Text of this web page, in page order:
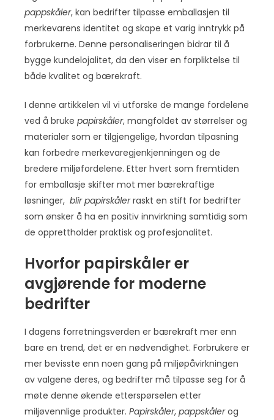
pappskåler, kan bedrifter tilpasse emballasjen til
merkevarens identitet og skape et varig inntrykk på
forbrukerne. Denne personaliseringen bidrar til å
bygge kundelojalitet, da den viser en forpliktelse til
både kvalitet og bærekraft.
I denne artikkelen vil vi utforske de mange fordelene
ved å bruke papirskåler, mangfoldet av størrelser og
materialer som er tilgjengelige, hvordan tilpasning
kan forbedre merkevaregjenkjenningen og de
bredere miljøfordelene. Etter hvert som fremtiden
for emballasje skifter mot mer bærekraftige
løsninger, blir papirskålerraskt en stift for bedrifter
som ønsker å ha en positiv innvirkning samtidig som
de opprettholder praktisk og profesjonalitet.
Hvorfor papirskåler er
avgjørende for moderne
bedrifter
I dagens forretningsverden er bærekraft mer enn
bare en trend, det er en nødvendighet. Forbrukere er
mer bevisste enn noen gang på miljøpåvirkningen
av valgene deres, og bedrifter må tilpasse seg for å
møte denne økende etterspørselen etter
miljøvennlige produkter. Papirskåler, pappskålerog